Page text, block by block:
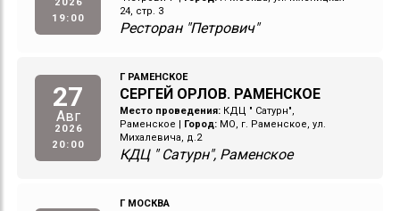
2026
19:00
24, стр. 3
Ресторан "Петрович"
27
Авг
2026
20:00
Г РАМЕНСКОЕ
СЕРГЕЙ ОРЛОВ. РАМЕНСКОЕ
Место проведения: КДЦ " Сатурн",
Раменское
Город: МО, г. Раменское, ул.
Михалевича, д.2
КДЦ " Сатурн", Раменское
Г МОСКВА